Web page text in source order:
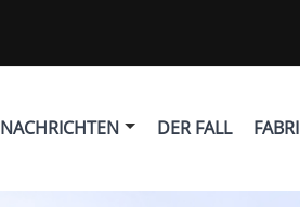
NACHRICHTEN DER FALL